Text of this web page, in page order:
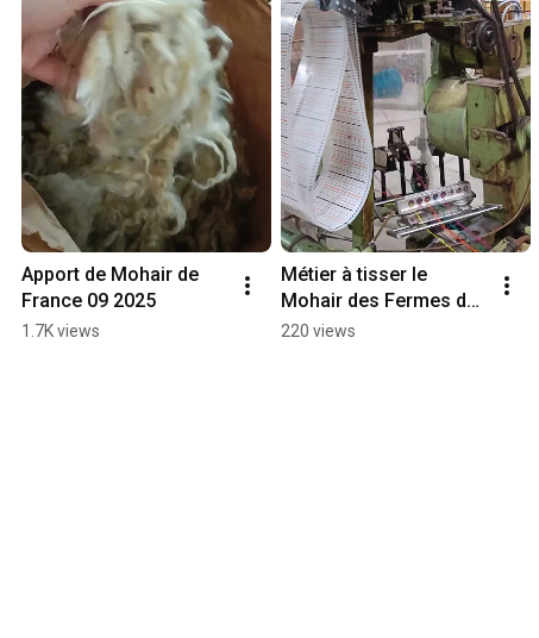
Apport de Mohair de
France 09 2025
1.7K views
Métier à tisser le
Mohair des Fermes de
france en activité
220 views